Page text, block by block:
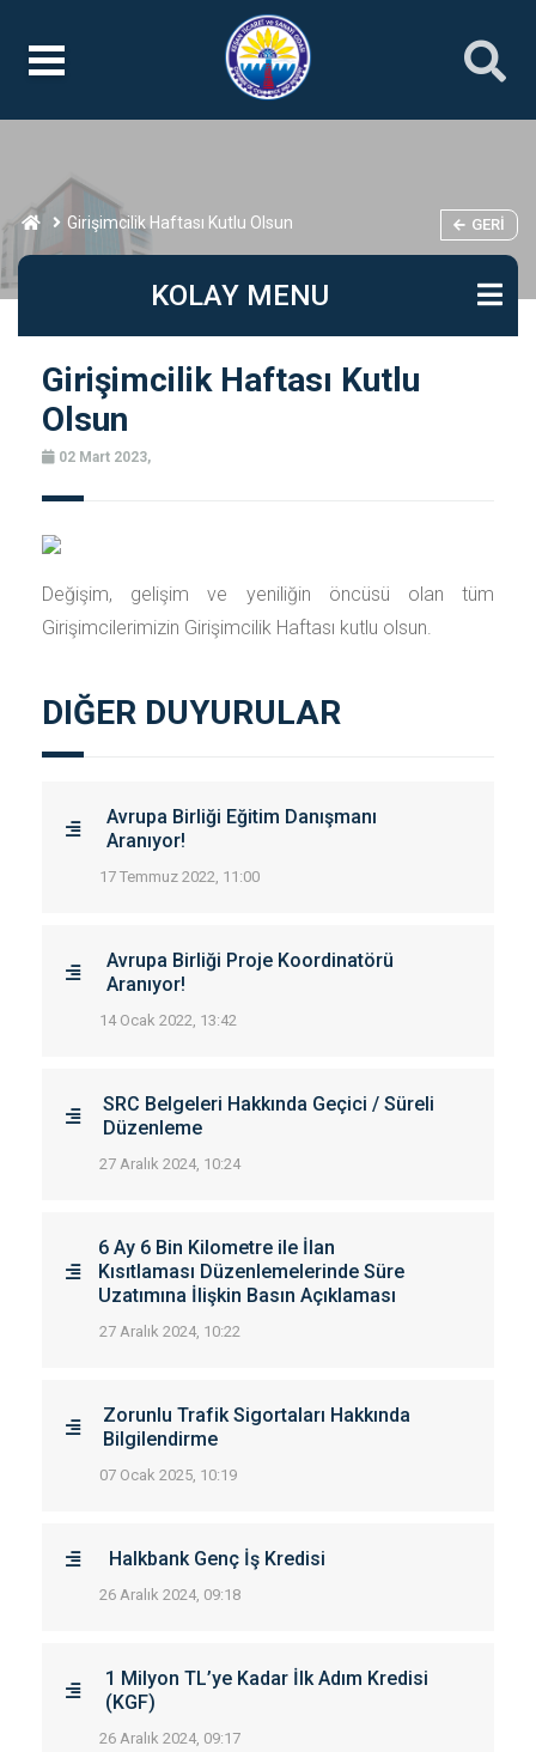
Girişimcilik Haftası Kutlu Olsun GERI
KOLAY MENU
Girişimcilik Haftası Kutlu
Olsun
02 Mart 2023,
Değişim, gelişim ve yeniliğin öncüsü olan tüm
Girişimcilerimizin Girişimcilik Haftası kutlu olsun.
DIĞER DUYURULAR
Avrupa Birliği Eğitim Danışmanı
Aranıyor!
17 Temmuz 2022, 11:00
Avrupa Birliği Proje Koordinatörü
Aranıyor!
14 Ocak 2022, 13:42
SRC Belgeleri Hakkında Geçici / Süreli
Düzenleme
27 Aralık 2024, 10:24
6 Ay 6 Bin Kilometre ile İlan
Kısıtlaması Düzenlemelerinde Süre
Uzatımına İlişkin Basın Açıklaması
27 Aralık 2024, 10:22
Zorunlu Trafik Sigortaları Hakkında
Bilgilendirme
07 Ocak 2025, 10:19
Halkbank Genç İş Kredisi
26 Aralık 2024, 09:18
1 Milyon TL’ye Kadar İlk Adım Kredisi
(KGF)
26 Aralık 2024, 09:17